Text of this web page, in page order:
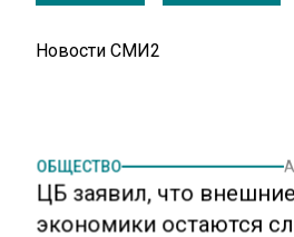
Новости СМИ2
ОБЩЕСТВО
ЦБ заявил, что
экономики остаются